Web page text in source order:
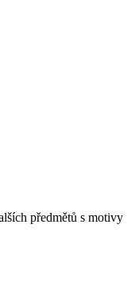
předmětů s motivy